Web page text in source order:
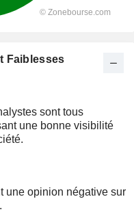
Faiblesses
sont tous
une bonne visibilité
une opinion négative sur